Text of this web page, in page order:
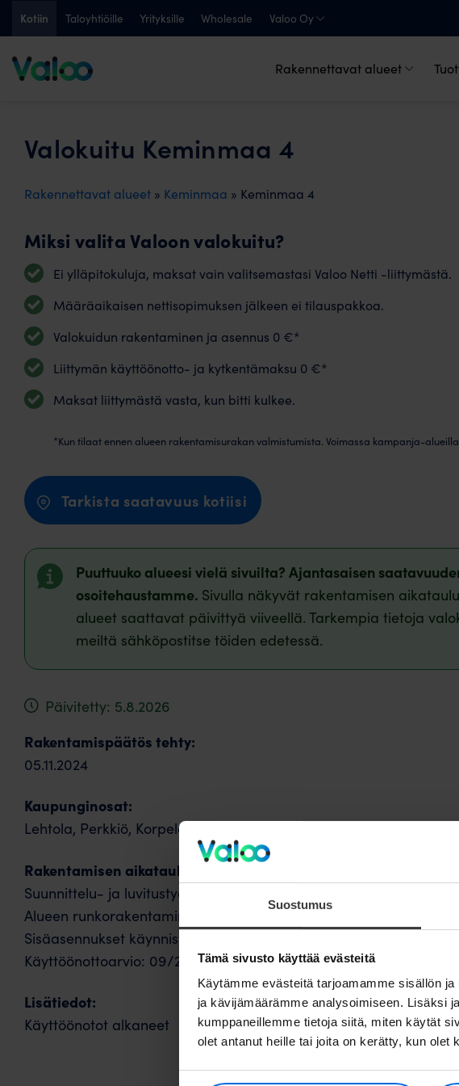
Suostumus
Tämä sivusto käyttää evästeitä
Käytämme evästeitä tarjoamamme sisällön
ja kävijämäärämme analysoimiseen. Lisäksi
kumppaneillemme tietoja siitä, miten käytät
olet antanut heille tai joita on kerätty, kun olet
Kotiin Taloyhtiöille Yrityksille Wholesale Valoo Oy
Rakennettavat alueet
Valokuitu Keminmaa 4
Rakennettavat alueet » Keminmaa » Keminmaa 4
Miksi valita Valoon valokuitu?
Ei ylläpitokuluja, maksat vain valitsemastasi Valoo Netti -liittymästä.
Määräaikaisen nettisopimuksen jälkeen ei tilauspakkoa.
Valokuidun rakentaminen ja asennus 0 €*
Liittymän käyttöönotto- ja kytkentämaksu 0 €*
Maksat liittymästä vasta, kun bitti kulkee.
*Kun tilaat ennen alueen rakentamisurakan valmistumista. Voimassa kampanja-
Tarkista saatavuus kotiisi
Puuttuuko alueesi vielä sivuilta? Ajantasaisen
osoitehaustamme. Sivulla näkyvät rakentamisen
alueet saattavat päivittyä viiveellä. Tarkempia tietoja
meiltä sähköpostitse töiden edetessä.
Päivitetty: 5.8.2026
Rakentamispäätös tehty:
05.11.2024
Kaupunginosat:
Lehtola, Perkkiö, Korpela
Rakentamisen aikatauluarviot:
Suunnittelu- ja luvitustyöt käynnissä: 06/2025
Alueen runkorakentaminen käynnistyy: 06/2025
Sisäasennukset käynnistyvät: 05/2025
Käyttöönottoarvio: 09/2025
Lisätiedot:
Käyttöönotot alkaneet